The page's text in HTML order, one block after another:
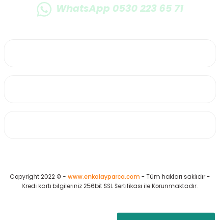
WhatsApp 0530 223 65 71
Copyright 2022 © - www.enkolayparca.com - Tüm hakları saklıdır -
Kredi kartı bilgileriniz 256bit SSL Sertifikası ile Korunmaktadır.